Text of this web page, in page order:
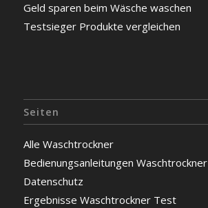
Geld sparen beim Wäsche waschen
Testsieger Produkte vergleichen
Seiten
Alle Waschtrockner
Bedienungsanleitungen Waschtrockner
Datenschutz
Ergebnisse Waschtrockner Test